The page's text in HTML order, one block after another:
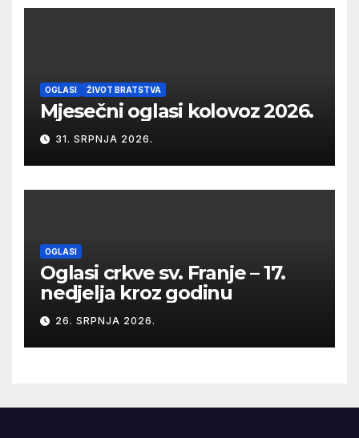
OGLASI ŽIVOT BRATSTVA
Mjesečni oglasi kolovoz 2026.
31. SRPNJA 2026.
OGLASI
Oglasi crkve sv. Franje – 17.
nedjelja kroz godinu
26. SRPNJA 2026.